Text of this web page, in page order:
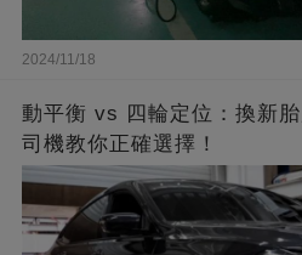
2024/11/18
動平衡 vs 四輪定位：換新
司機教你正確選擇！